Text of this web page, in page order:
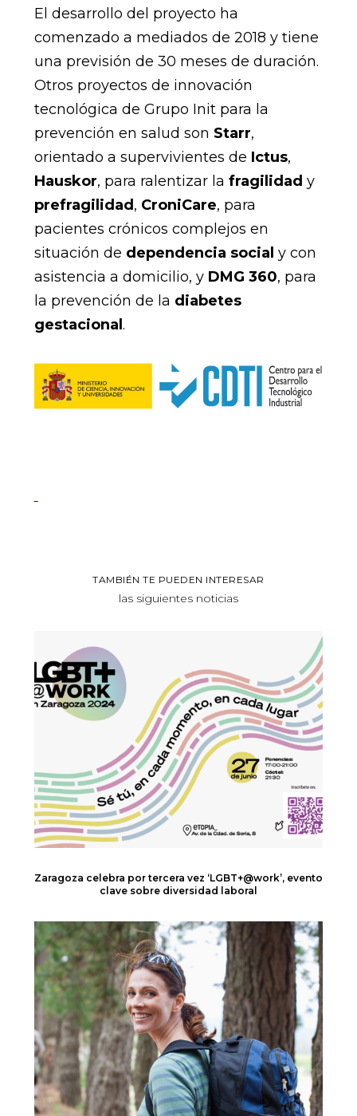
El desarrollo del proyecto ha
comenzado a mediados de 2018 y tiene
una previsión de 30 meses de duración.
Otros proyectos de innovación
tecnológica de Grupo Init para la
prevención en salud son Starr,
orientado a supervivientes de Ictus,
Hauskor, para ralentizar la fragilidad y
prefragilidad , CroniCare, para
pacientes crónicos complejos en
situación de dependencia social y con
asistencia a domicilio, y DMG 360, para
la prevención de la diabetes
gestacional .
TAMBIÉN TE PUEDEN INTERESAR
las siguientes noticias
Zaragoza celebra por tercera vez ‘LGBT+@work’, evento
clave sobre diversidad laboral